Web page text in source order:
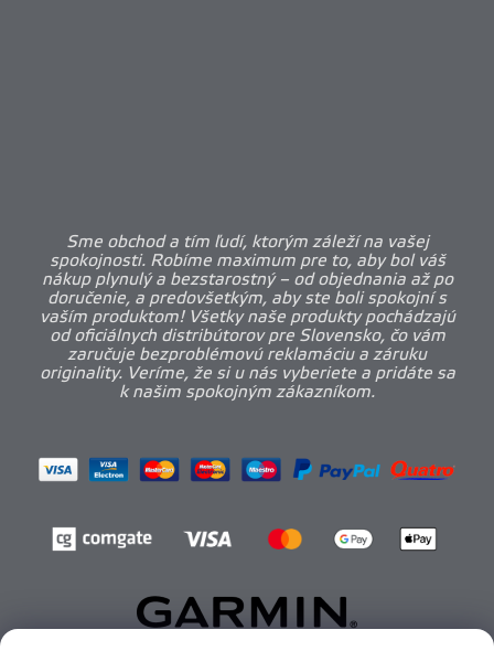
Sme obchod a tím ľudí, ktorým záleží na vašej
spokojnosti. Robíme maximum pre to, aby bol váš
nákup plynulý a bezstarostný – od objednania až po
doručenie, a predovšetkým, aby ste boli spokojní s
vaším produktom! Všetky naše produkty pochádzajú
od oficiálnych distribútorov pre Slovensko, čo vám
zaručuje bezproblémovú reklamáciu a záruku
originality. Veríme, že si u nás vyberiete a pridáte sa
k našim spokojným zákazníkom.